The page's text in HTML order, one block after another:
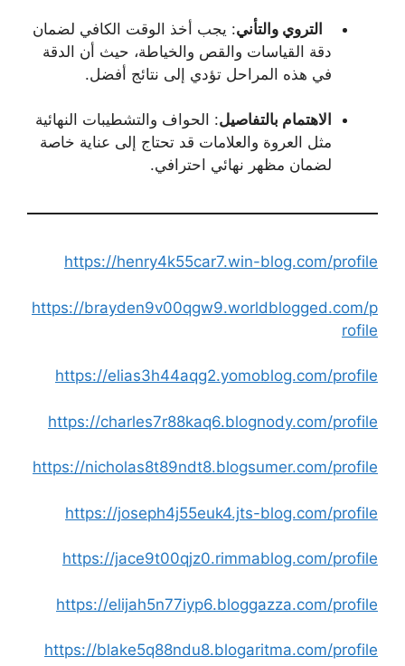
التروي والتأني: يجب أخذ الوقت الكافي لضمان
دقة القياسات والقص والخياطة، حيث أن الدقة
في هذه المراحل تؤدي إلى نتائج أفضل.
الاهتمام بالتفاصيل: الحواف والتشطيبات النهائية
مثل العروة والعلامات قد تحتاج إلى عناية خاصة
لضمان مظهر نهائي احترافي.
https://henry4k55car7.win-blog.com/profile
https://brayden9v00qgw9.worldblogged.com/p
rofile
https://elias3h44aqg2.yomoblog.com/profile
https://charles7r88kaq6.blognody.com/profile
https://nicholas8t89ndt8.blogsumer.com/profile
https://joseph4j55euk4.jts-blog.com/profile
https://jace9t00qjz0.rimmablog.com/profile
https://elijah5n77iyp6.bloggazza.com/profile
https://blake5q88ndu8.blogaritma.com/profile